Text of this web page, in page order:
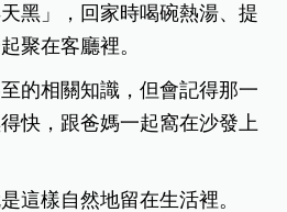
黑」，回家時喝碗熱湯、提
聚在客廳裡。
的相關知識，但會記得那一
快，跟爸媽一起窩在沙發上
這樣自然地留在生活裡。